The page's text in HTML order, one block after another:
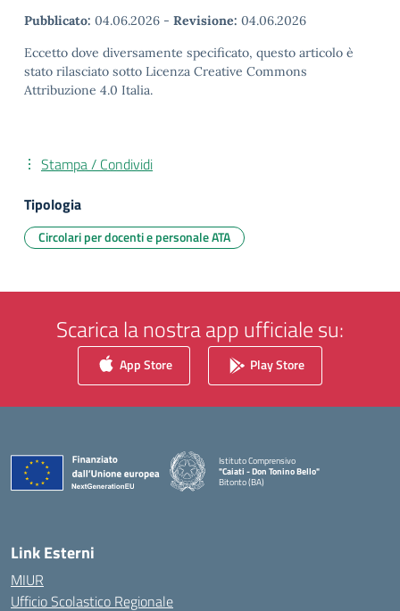
Pubblicato: 04.06.2026 - Revisione: 04.06.2026
Eccetto dove diversamente specificato, questo articolo è
stato rilasciato sotto Licenza Creative Commons
Attribuzione 4.0 Italia.
Stampa / Condividi
Tipologia
Circolari per docenti e personale ATA
Scarica la nostra app ufficiale su:
App Store Play Store
Istituto Comprensivo
"Caiati - Don Tonino Bello"
Bitonto (BA)
Link Esterni
MIUR
Ufficio Scolastico Regionale